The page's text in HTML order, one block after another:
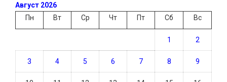
Август 2026
Пн
Вт Ср Чт Пт Сб Вс
1 2
3 4 5 6 7 8 9